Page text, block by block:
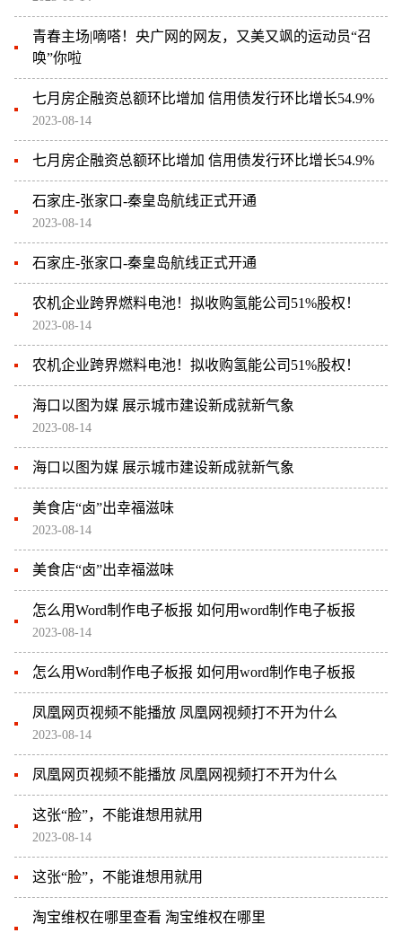
青春主场|嘀嗒！央广网的网友，又美又飒的运动员“召
唤”你啦
七月房企融资总额环比增加 信用债发行环比增长54.9%
2023-08-14
七月房企融资总额环比增加 信用债发行环比增长54.9%
石家庄-张家口-秦皇岛航线正式开通
2023-08-14
石家庄-张家口-秦皇岛航线正式开通
农机企业跨界燃料电池！拟收购氢能公司51%股权！
2023-08-14
农机企业跨界燃料电池！拟收购氢能公司51%股权！
海口以图为媒 展示城市建设新成就新气象
2023-08-14
海口以图为媒 展示城市建设新成就新气象
美食店“卤”出幸福滋味
2023-08-14
美食店“卤”出幸福滋味
怎么用Word制作电子板报 如何用word制作电子板报
2023-08-14
怎么用Word制作电子板报 如何用word制作电子板报
凤凰网页视频不能播放 凤凰网视频打不开为什么
2023-08-14
凤凰网页视频不能播放 凤凰网视频打不开为什么
这张“脸”，不能谁想用就用
2023-08-14
这张“脸”，不能谁想用就用
淘宝维权在哪里查看 淘宝维权在哪里